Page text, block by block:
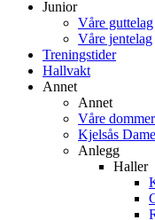
Junior
Våre guttelag
Våre jentelag
Treningstider
Hallvakt
Annet
Annet
Våre
Kjelsås
Anlegg
Haller